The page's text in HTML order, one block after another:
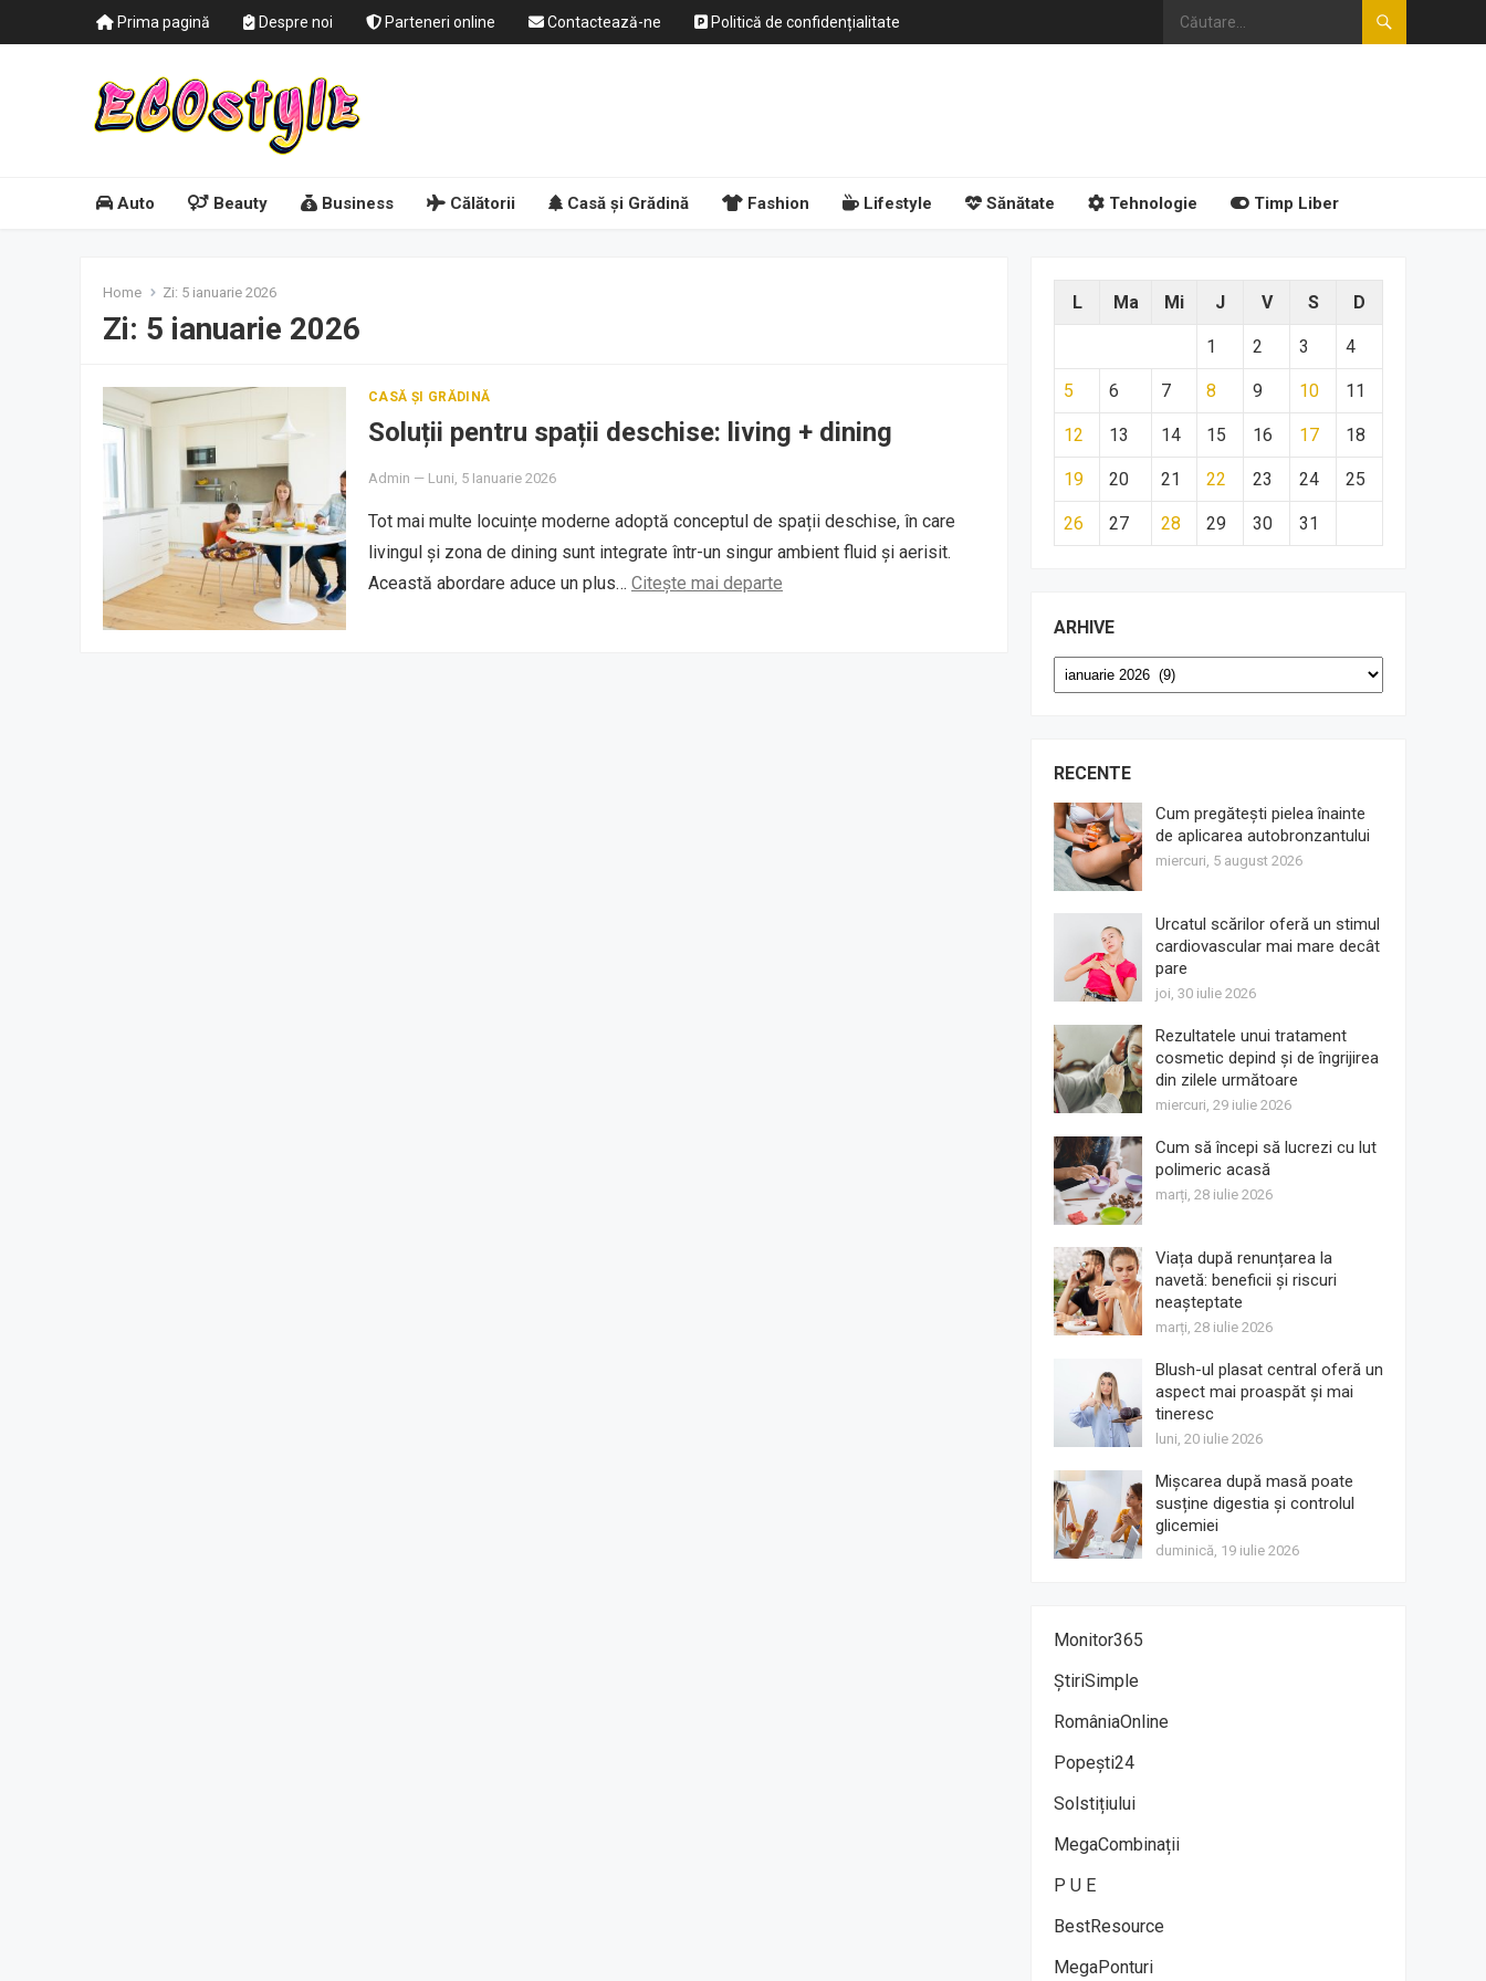
Prima pagină Despre noi Parteneri online Contactează-ne Politică de confidențialitate
Auto Beauty Business Călătorii Casă și Grădină Fashion Lifestyle Sănătate Tehnologie Timp Liber
Home Zi: 5 ianuarie 2026
Zi: 5 ianuarie 2026
CASĂ ȘI GRĂDINĂ
Soluții pentru spații deschise: living + dining
Admin — Luni, 5 Ianuarie 2026
Tot mai multe locuințe moderne adoptă conceptul de spații deschise, în care
livingul și zona de dining sunt integrate într-un singur ambient fluid și aerisit.
Această abordare aduce un plus… Citește mai departe
L Ma Mi J V S D
1 2 3 4
5 6 7 8 9 10 11
12 13 14 15 16 17 18
19 20 21 22 23 24 25
26 27 28 29 30 31
ARHIVE
Arhive
RECENTE
Cum pregătești pielea înainte
de aplicarea autobronzantului
miercuri, 5 august 2026
Urcatul scărilor oferă un stimul
cardiovascular mai mare decât
pare
joi, 30 iulie 2026
Rezultatele unui tratament
cosmetic depind și de îngrijirea
din zilele următoare
miercuri, 29 iulie 2026
Cum să începi să lucrezi cu lut
polimeric acasă
marți, 28 iulie 2026
Viața după renunțarea la
navetă: beneficii și riscuri
neașteptate
marți, 28 iulie 2026
Blush-ul plasat central oferă un
aspect mai proaspăt și mai
tineresc
luni, 20 iulie 2026
Mișcarea după masă poate
susține digestia și controlul
glicemiei
duminică, 19 iulie 2026
Monitor365
ȘtiriSimple
RomâniaOnline
Popești24
Solstițiului
MegaCombinații
P U E
BestResource
MegaPonturi